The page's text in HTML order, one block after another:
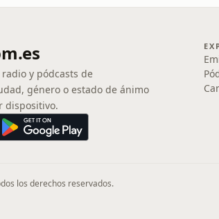
y pódcasts de
género o estado de ánimo
dispositivo.
los derechos reservados.